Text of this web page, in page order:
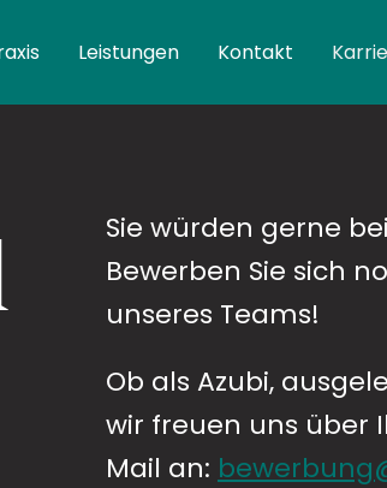
Leistungen Kontakt
Sie würden gerne
Bewerben Sie sich
unseres Teams!
Ob als Azubi,
wir freuen uns über
Mail an: